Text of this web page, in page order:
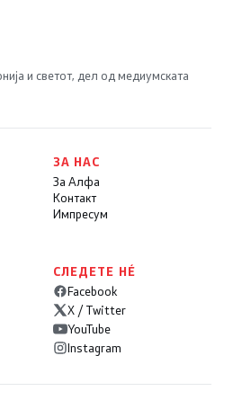
и светот, дел од медиумската
ЗА НАС
За Алфа
Контакт
Импресум
СЛЕДЕТЕ НÉ
Facebook
X / Twitter
YouTube
Instagram